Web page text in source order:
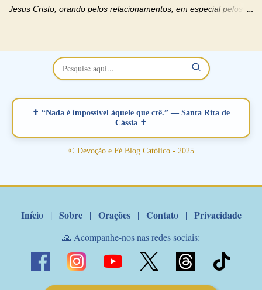
Jesus Cristo, orando pelos relacionamentos, em especial pelos
maravilhosos cartões que coloquei aqui para vocês. Não perca
esta abençoada semana no Momento de Fé do Padre Marcelo,
vamos juntos formar esta forte corrente de orações. Você que
verdadeiro, ou que está com problemas no relacionamento
amoroso, creia na poderosa intercessão deste santo amigo:
Santo Antonio! Tenha fé, não desista, pois ele intercede por nós
junto a Jesus! Fique no Amor Ágape de Jesus e no Amor Materno
✝ “Nada é impossível àquele que crê.” — Santa Rita de
Cássia ✝
© Devoção e Fé Blog Católico - 2025
Início | Sobre | Orações | Contato | Privacidade
🙏 Acompanhe-nos nas redes sociais: